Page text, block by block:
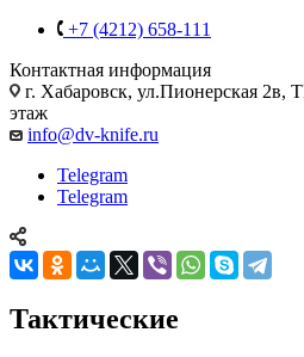
+7 (4212) 658-111
Контактная информация
г. Хабаровск, ул.Пионерская
этаж
info@dv-knife.ru
Telegram
Telegram
Тактические